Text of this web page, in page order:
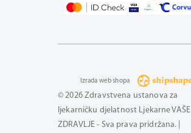
© 2026 Zdravstvena ustanova za
ljekarničku djelatnost Ljekarne VAŠE
ZDRAVLJE - Sva prava pridržana. |
Izrada web shopa